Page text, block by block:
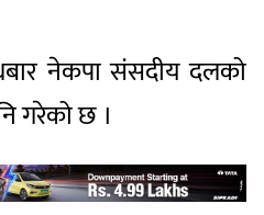
नेकपा संसदीय दलको
गरेको छ ।